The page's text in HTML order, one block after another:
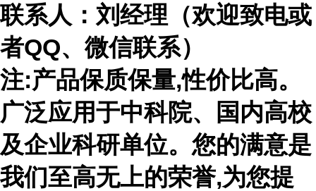
联系人：刘经理（欢迎致电或
者QQ、微信联系）
注:产品保质保量,性价比高。
广泛应用于中科院、国内高校
及企业科研单位。您的满意是
我们至高无上的荣誉,为您提